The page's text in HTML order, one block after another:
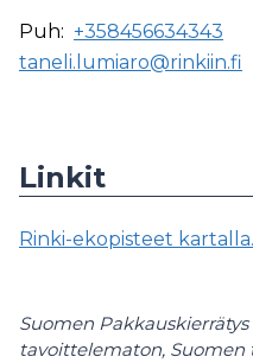
Puh: +358456634343
taneli.lumiaro@rinkiin.fi
Linkit
Rinki-ekopisteet kartalla.
Suomen
tavoittelematon,